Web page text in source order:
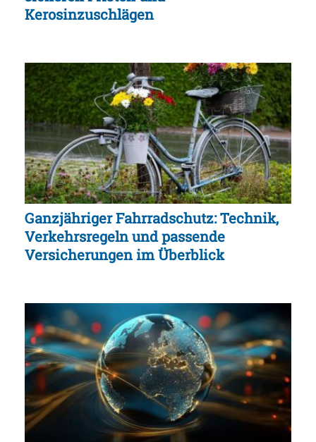
Kerosinzuschlägen
Ganzjähriger Fahrradschutz: Technik,
Verkehrsregeln und passende
Versicherungen im Überblick